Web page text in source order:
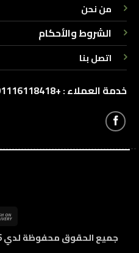
من نحن
الشروط والأحكام
اتصل بنا
خدمة العملاء : +201116118418
جميع الحقوق محفوظة لدي 2026 ©